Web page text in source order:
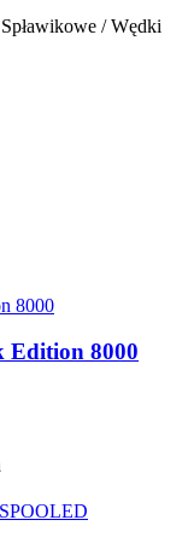
/ Wędki
Edition 8000